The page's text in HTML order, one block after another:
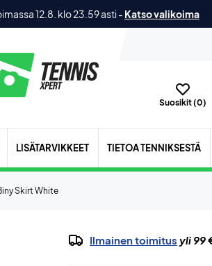
12.8. klo 23.59 asti- Katso valikoima
Suosikit (0)
LISÄTARVIKKEET TIETOA TENNIKSESTÄ
Skirt White
Ilmainen toimitus yli 99